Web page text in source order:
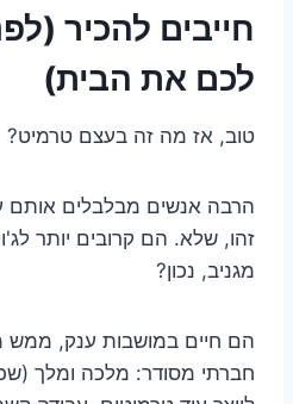
חייבים להכיר
לכם את הבית)
טוב, אז מה זה בעצם טרמיט?
הרבה אנשים מבלבלים אותם
זהו, שלא. הם קרובים יותר
מגניב, נכון?
הם חיים במושבות ענק, ממש
חברתי מסודר: מלכה ומלך